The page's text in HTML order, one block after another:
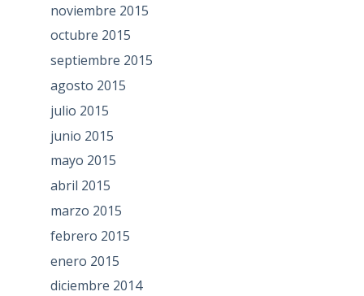
noviembre 2015
octubre 2015
septiembre 2015
agosto 2015
julio 2015
junio 2015
mayo 2015
abril 2015
marzo 2015
febrero 2015
enero 2015
diciembre 2014